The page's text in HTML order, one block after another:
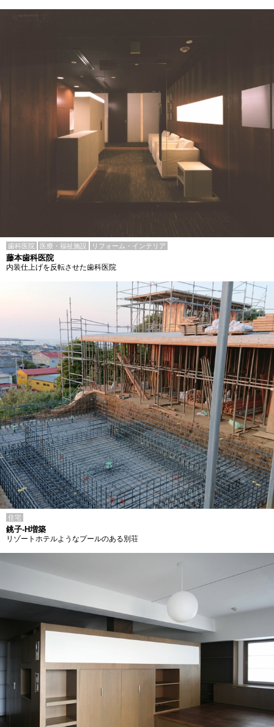
歯科医院 医療・福祉施設 リフォーム・インテリア
藤本歯科医院
内装仕上げを反転させた歯科医院
住宅
銚子-H増築
リゾートホテルようなプールのある別荘